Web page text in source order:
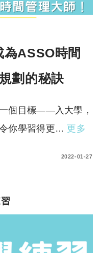
為ASSO時間
劃的秘訣
個目標——入大學，
你學習得更… 更多
2022-01-27